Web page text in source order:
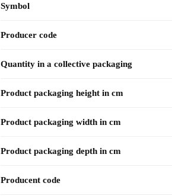
Symbol
Producer code
Quantity in a collective packaging
Product packaging height in cm
Product packaging width in cm
Product packaging depth in cm
Producent code